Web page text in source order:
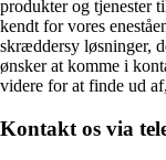
produkter og tjenester
kendt for vores
skræddersy løsninger,
ønsker at komme i
videre for at finde ud
Kontakt os via